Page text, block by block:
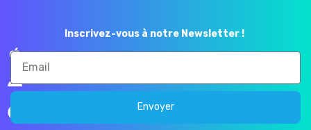
Inscrivez-vous à notre Newsletter !
Envoyer